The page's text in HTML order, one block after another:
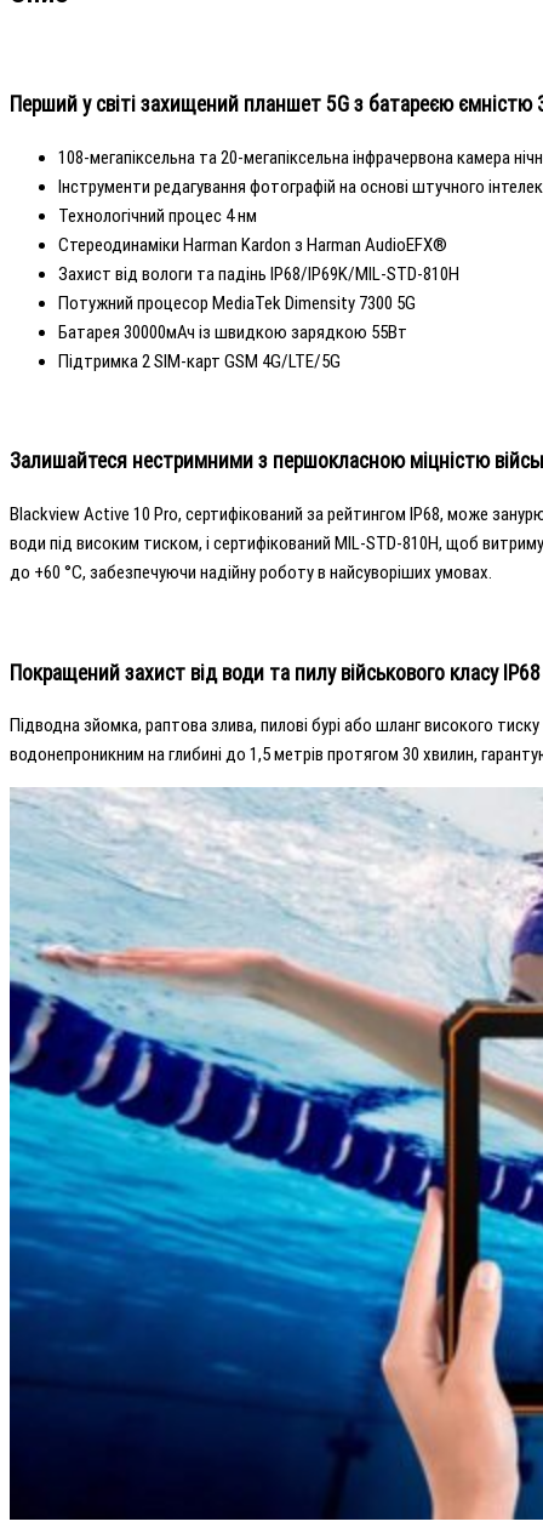
Перший у світі захищений планшет 5G з батареєю
108-мегапіксельна та 20-мегапіксельна інфрачервона камера
Інструменти редагування фотографій на основі штучного
Технологічний процес 4 нм
Стереодинаміки Harman Kardon з Harman AudioEFX®
Захист від вологи та падінь IP68/IP69K/MIL-STD-810H
Потужний процесор MediaTek Dimensity 7300 5G
Батарея 30000мАч із швидкою зарядкою 55Вт
Підтримка 2 SIM-карт GSM 4G/LTE/5G
Залишайтеся нестримними з першокласною міцністю
Blackview Active 10 Pro, сертифікований за рейтингом IP68, може
води під високим тиском, і сертифікований MIL-STD-810H, щоб
до +60 °C, забезпечуючи надійну роботу в найсуворіших умовах.
Покращений захист від води та пилу військового класу
Підводна зйомка, раптова злива, пилові бурі або шланг високого
водонепроникним на глибині до 1,5 метрів протягом 30 хвилин,